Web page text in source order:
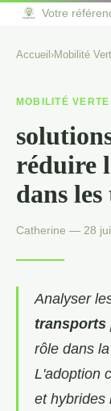
Votre
Accueil ›Mobilité
MOBILITÉ VERTE
réduire
dans
Catherine — 28
Analyser
transports
rôle dans
L'adoption
et hybrides